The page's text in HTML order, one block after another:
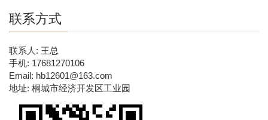
联系方式
联系人: 王总
手机: 17681270106
Email: hb12601@163.com
地址: 桐城市经济开发区工业园